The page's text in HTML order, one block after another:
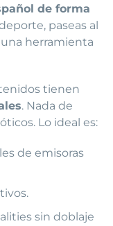
de forma
paseas al
herramienta
tienen
. Nada de
Lo ideal es:
de emisoras
sin doblaje